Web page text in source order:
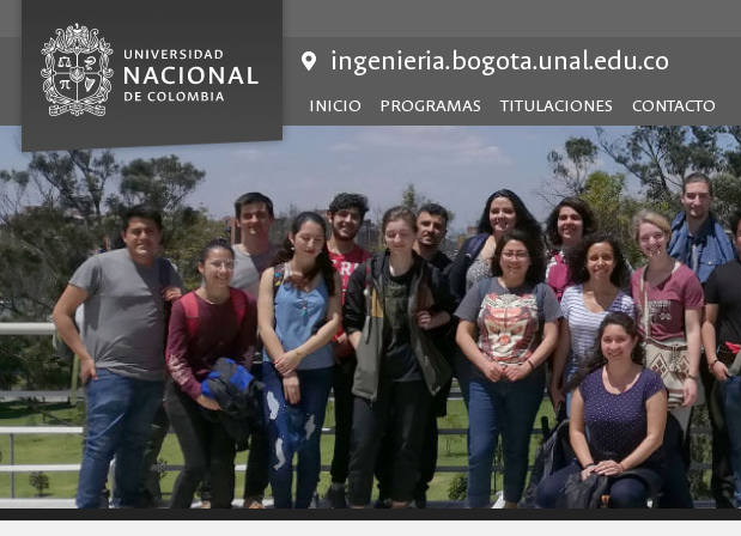
contenido
ingenieria.bogota.unal.edu.co
INICIO PROGRAMAS TITULACIONES CONTACTO